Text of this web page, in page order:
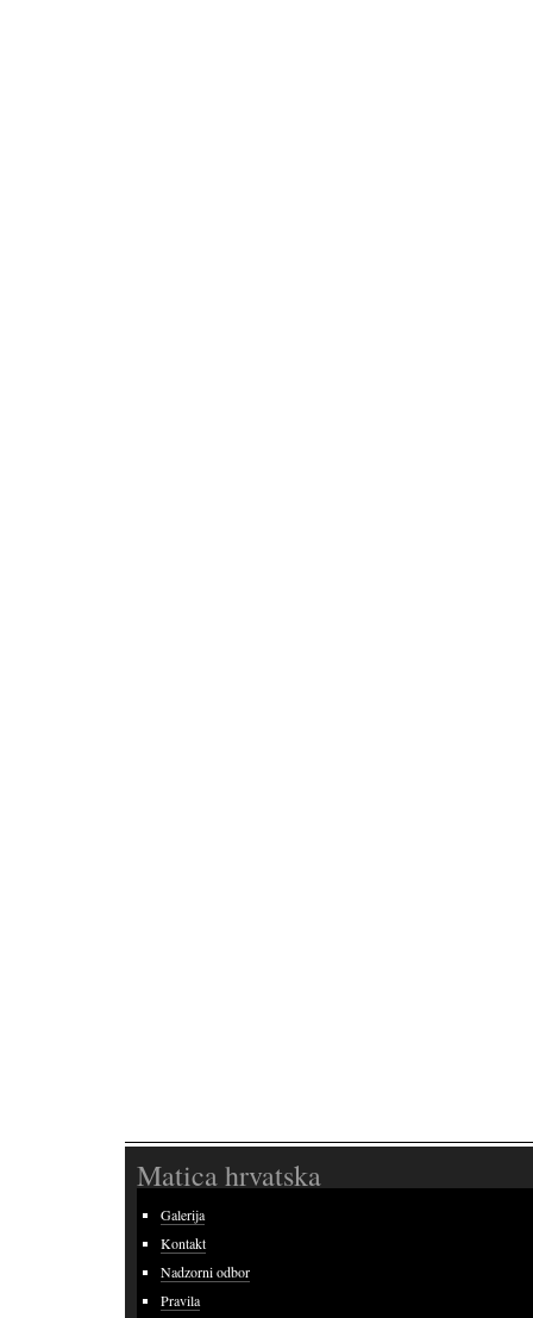
Matica hrvatska
Galerija
Kontakt
Nadzorni odbor
Pravila